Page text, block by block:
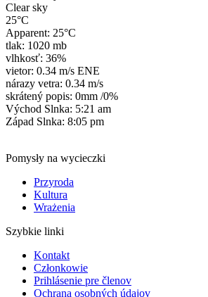
Clear sky
25°C
Apparent: 25°C
tlak: 1020 mb
vlhkosť: 36%
vietor: 0.34 m/s ENE
nárazy vetra: 0.34 m/s
skrátený popis: 0mm /0%
Východ Slnka: 5:21 am
Západ Slnka: 8:05 pm
Pomysły na wycieczki
Przyroda
Kultura
Wrażenia
Szybkie linki
Kontakt
Członkowie
Prihlásenie pre členov
Ochrana osobných údajov